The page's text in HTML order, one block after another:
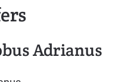
Adrianus